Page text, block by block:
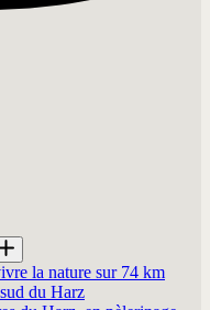
la nature sur 74 km
du Harz